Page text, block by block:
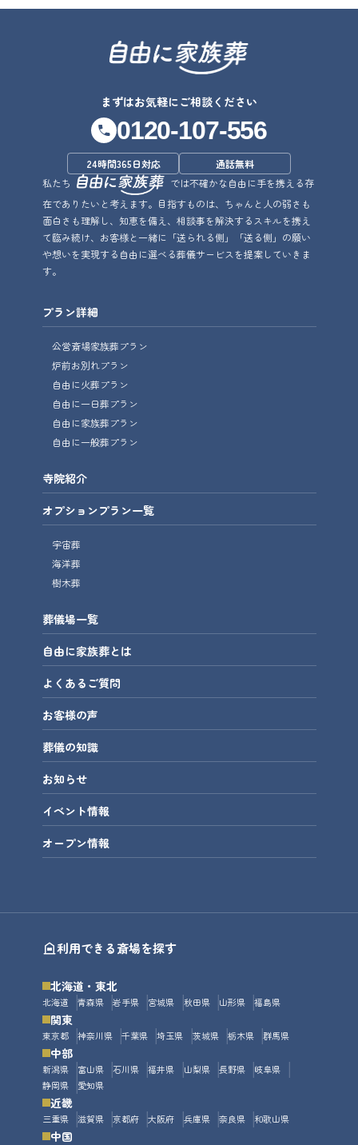
まずはお気軽にご相談ください
0120-107-556
24時間365日対応
通話無料
私たち
では不確かな自由に手を携える存
在でありたいと考えます。目指すものは、ちゃんと人の弱さも
面白さも理解し、知恵を備え、相談事を解決するスキルを携え
て臨み続け、お客様と一緒に「送られる側」「送る側」の願い
や想いを実現する自由に選べる葬儀サービスを提案していきま
す。
プラン詳細
公営斎場家族葬プラン
炉前お別れプラン
自由に火葬プラン
自由に一日葬プラン
自由に家族葬プラン
自由に一般葬プラン
寺院紹介
オプションプラン一覧
宇宙葬
海洋葬
樹木葬
葬儀場一覧
自由に家族葬とは
よくあるご質問
お客様の声
葬儀の知識
お知らせ
イベント情報
オープン情報
利用できる斎場を探す
北海道・東北
北海道 青森県 岩手県 宮城県 秋田県 山形県 福島県
関東
東京都 神奈川県 千葉県 埼玉県 茨城県 栃木県 群馬県
中部
新潟県 富山県 石川県 福井県 山梨県 長野県
岐阜県
静岡県
愛知県
近畿
三重県 滋賀県 京都府 大阪府 兵庫県 奈良県 和歌山県
中国